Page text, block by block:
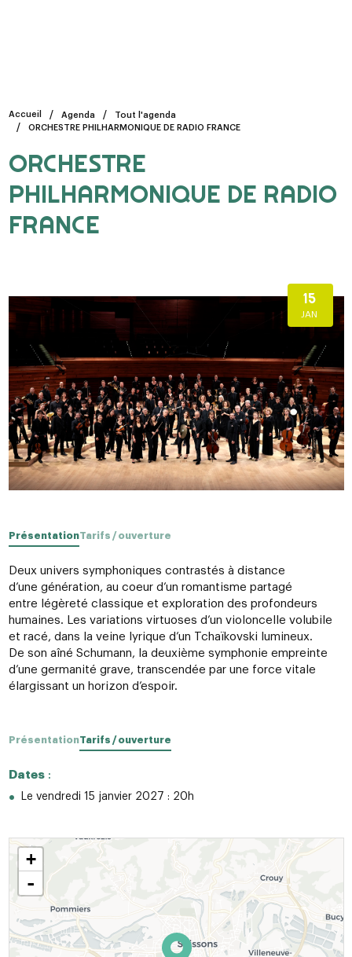
Accueil Agenda
Tout l'agenda
ORCHESTRE PHILHARMONIQUE DE RADIO FRANCE
ORCHESTRE
PHILHARMONIQUE DE RADIO
FRANCE
15
JAN
PrésentationTarifs / ouverture
Deux univers symphoniques contrastés à distance
d’une génération, au coeur d’un romantisme partagé
entre légèreté classique et exploration des profondeurs
humaines. Les variations virtuoses d’un violoncelle volubile
et racé, dans la veine lyrique d’un Tchaïkovski lumineux.
De son aîné Schumann, la deuxième symphonie empreinte
d’une germanité grave, transcendée par une force vitale
élargissant un horizon d’espoir.
PrésentationTarifs / ouverture
Dates:
Le vendredi 15 janvier 2027 : 20h
+
-